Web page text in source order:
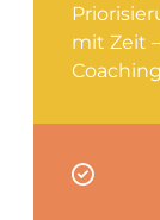
mit Zeit